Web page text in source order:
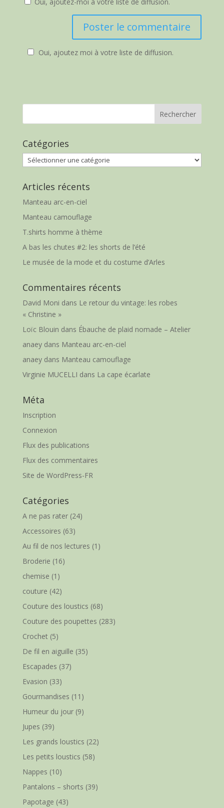
Oui, ajoutez moi à votre liste de diffusion.
Catégories
Catégories
Articles récents
Manteau arc-en-ciel
Manteau camouflage
T.shirts homme à thème
A bas les chutes #2: les shorts de l’été
Le musée de la mode et du costume d’Arles
Commentaires récents
David Moni dans Le retour du vintage: les robes
« Christine »
Loïc Blouin dans Ébauche de plaid nomade – Atelier
anaeydans Manteau arc-en-ciel
anaeydans Manteau camouflage
Virginie MUCELLI dans La cape écarlate
Méta
Inscription
Connexion
Flux des publications
Flux des commentaires
Site de WordPress-FR
Catégories
A ne pas rater(24)
Accessoires (63)
Au fil de nos lectures (1)
Broderie (16)
chemise (1)
couture (42)
Couture des loustics (68)
Couture des poupettes (283)
Crochet(5)
De fil en aiguille (35)
Escapades (37)
Evasion (33)
Gourmandises (11)
Humeur du jour(9)
Jupes (39)
Les grands loustics (22)
Les petits loustics (58)
Nappes (10)
Pantalons – shorts (39)
Papotage (43)